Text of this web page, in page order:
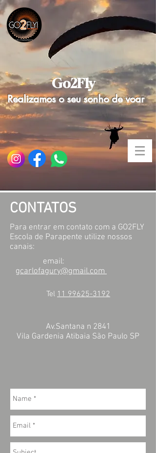
Go2Fly
Realizamos o seu sonho de voar
CONTATOS
Para entrar em contato com a GO2FLY
Escola de Parapente utilize nossos
canais:
email:
gcarlofagury@gmail.com
Tel 11 99625-3192
Av.Santana n 2841
Vila Gardenia Atibaia São Paulo SP